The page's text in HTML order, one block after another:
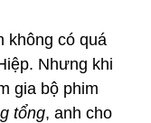
không có quá
Nhưng khi
gia bộ phim
tổng, anh cho